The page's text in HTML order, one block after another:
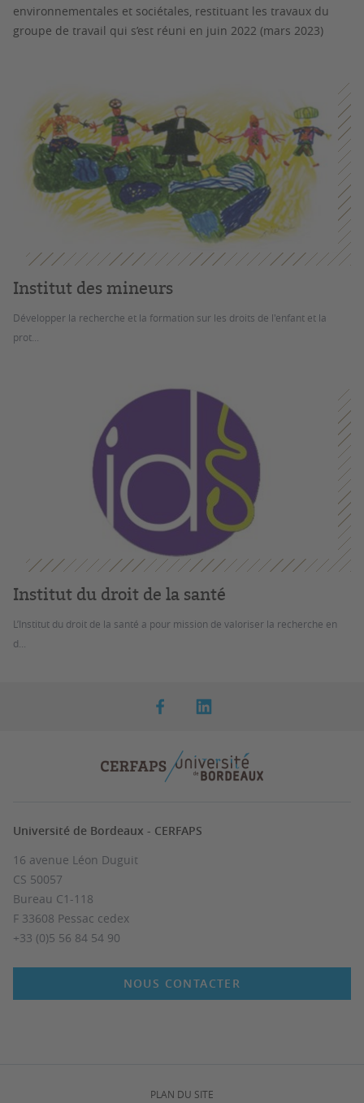
environnementales et sociétales, restituant les travaux du
groupe de travail qui s’est réuni en juin 2022 (mars 2023)
Institut des mineurs
Développer la recherche et la formation sur les droits de l'enfant et la
prot...
Institut du droit de la santé
L’Institut du droit de la santé a pour mission de valoriser la recherche en
d...
Université de Bordeaux - CERFAPS
16 avenue Léon Duguit
CS 50057
Bureau C1-118
F 33608 Pessac cedex
+33 (0)5 56 84 54 90
NOUS CONTACTER
PLAN DU SITE